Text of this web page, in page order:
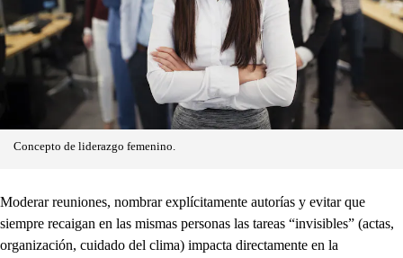
Concepto de liderazgo femenino.
Moderar reuniones, nombrar explícitamente autorías y evitar que
siempre recaigan en las mismas personas las tareas “invisibles” (actas,
organización, cuidado del clima) impacta directamente en la